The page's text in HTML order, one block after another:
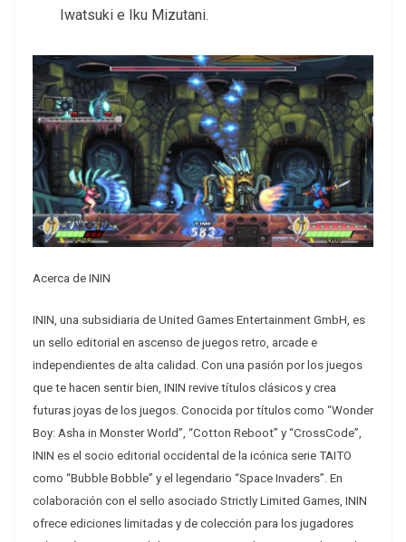
Iwatsuki e Iku Mizutani.
Acerca de ININ
ININ, una subsidiaria de United Games Entertainment GmbH, es
un sello editorial en ascenso de juegos retro, arcade e
independientes de alta calidad. Con una pasión por los juegos
que te hacen sentir bien, ININ revive títulos clásicos y crea
futuras joyas de los juegos. Conocida por títulos como “Wonder
Boy: Asha in Monster World”, “Cotton Reboot” y “CrossCode”,
ININ es el socio editorial occidental de la icónica serie TAITO
como “Bubble Bobble” y el legendario “Space Invaders”. En
colaboración con el sello asociado Strictly Limited Games, ININ
ofrece ediciones limitadas y de colección para los jugadores